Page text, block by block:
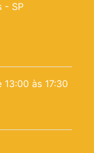
- SP
às 17:30